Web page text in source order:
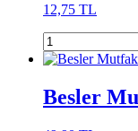
12,75 TL
Besler